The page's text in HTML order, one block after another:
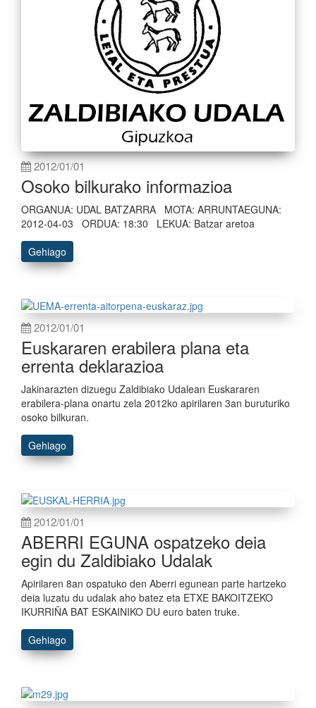
2012/01/01
Osoko bilkurako informazioa
ORGANUA: UDAL BATZARRA MOTA: ARRUNTAEGUNA:
2012-04-03 ORDUA: 18:30 LEKUA: Batzar aretoa
Gehiago
2012/01/01
Euskararen erabilera plana eta
errenta deklarazioa
Jakinarazten dizuegu Zaldibiako Udalean Euskararen
erabilera-plana onartu zela 2012ko apirilaren 3an buruturiko
osoko bilkuran.
Gehiago
2012/01/01
ABERRI EGUNA ospatzeko deia
egin du Zaldibiako Udalak
Apirilaren 8an ospatuko den Aberri egunean parte hartzeko
deia luzatu du udalak aho batez eta ETXE BAKOITZEKO
IKURRIÑA BAT ESKAINIKO DU euro baten truke.
Gehiago